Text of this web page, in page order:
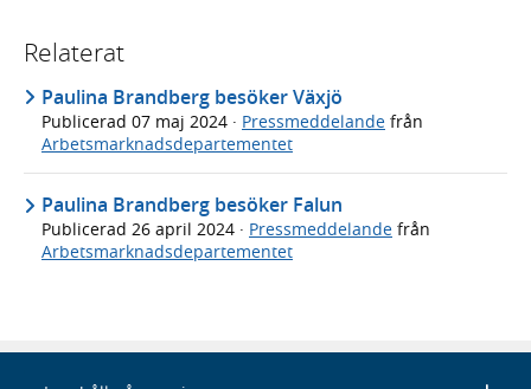
Relaterat
Paulina Brandberg besöker Växjö
Publicerad 07 maj 2024 · Pressmeddelande från
Arbetsmarknadsdepartementet
Paulina Brandberg besöker Falun
Publicerad 26 april 2024 · Pressmeddelande från
Arbetsmarknadsdepartementet